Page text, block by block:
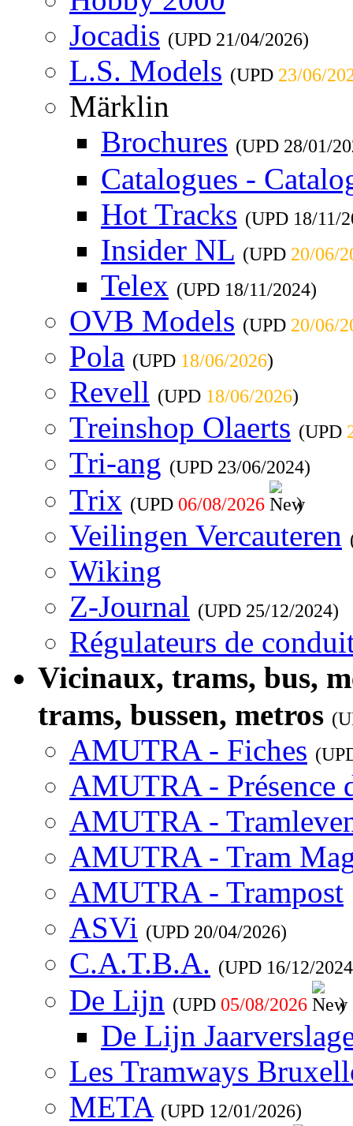
Jocadis (UPD 21/04/2026)
L.S. Models (UPD 23/06/
Märklin
Brochures (UPD 28/01/
Catalogues -
Hot Tracks (UPD 18/11/
Insider NL (UPD 20/06/
Telex (UPD 18/11/2024)
OVB Models (UPD 20/06/
Pola (UPD 18/06/2026)
Revell (UPD 18/06/2026)
Treinshop Olaerts (UPD
Tri-ang (UPD 23/06/2024)
Trix (UPD 06/08/2026 )
Veilingen Vercauteren
Wiking
Z-Journal (UPD 25/12/2024)
Régulateurs de
Vicinaux, trams, bus,
trams, bussen, metros
AMUTRA - Fiches
AMUTRA - Présence
AMUTRA -
AMUTRA - Tram
AMUTRA - Trampost
ASVi (UPD 20/04/2026)
C.A.T.B.A. (UPD 16/12/2024
De Lijn (UPD 05/08/2026 )
De Lijn
Les Tramways
META (UPD 12/01/2026)